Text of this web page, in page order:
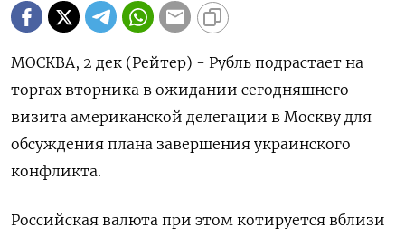
МОСКВА, 2 дек (Рейтер) - Рубль подрастает на
торгах вторника в ожидании сегодняшнего
визита американской делегации в Москву для
обсуждения плана завершения украинского
конфликта.
Российская валюта при этом котируется вблизи